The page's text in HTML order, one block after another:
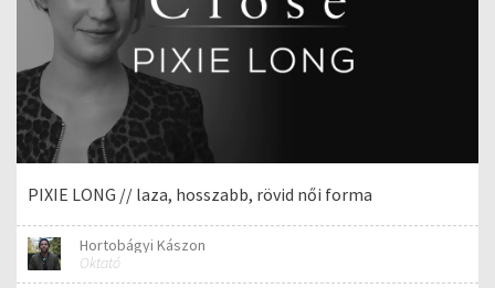
PIXIE LONG // laza, hosszabb, rövid női forma
Hortobágyi Kászon
Oktató